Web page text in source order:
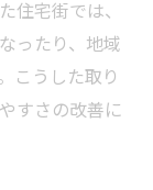
宅街では、
ったり、地域
こうした取り
すさの改善に